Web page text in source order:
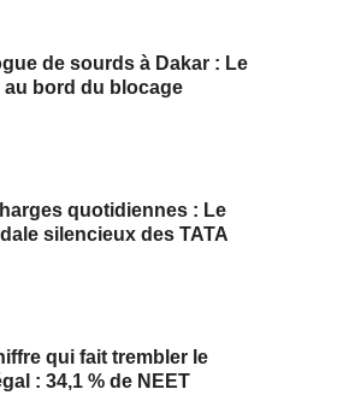
de sourds à Dakar : Le
au bord du blocage
quotidiennes : Le
silencieux des TATA
qui fait trembler le
: 34,1 % de NEET